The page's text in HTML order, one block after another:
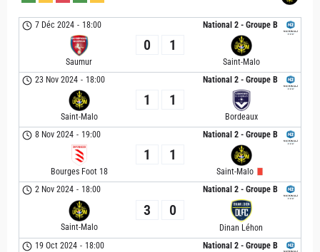
National 2 - Groupe B
7 Déc 2024 - 18:00
Saumur
0 1
Saint-Malo
National 2 - Groupe B
23 Nov 2024 - 18:00
Saint-Malo
1 1
Bordeaux
National 2 - Groupe B
8 Nov 2024 - 19:00
Bourges Foot 18
1 1
Saint-Malo
National 2 - Groupe B
2 Nov 2024 - 18:00
Saint-Malo
3 0
Dinan Léhon
National 2 - Groupe B
19 Oct 2024 - 18:00